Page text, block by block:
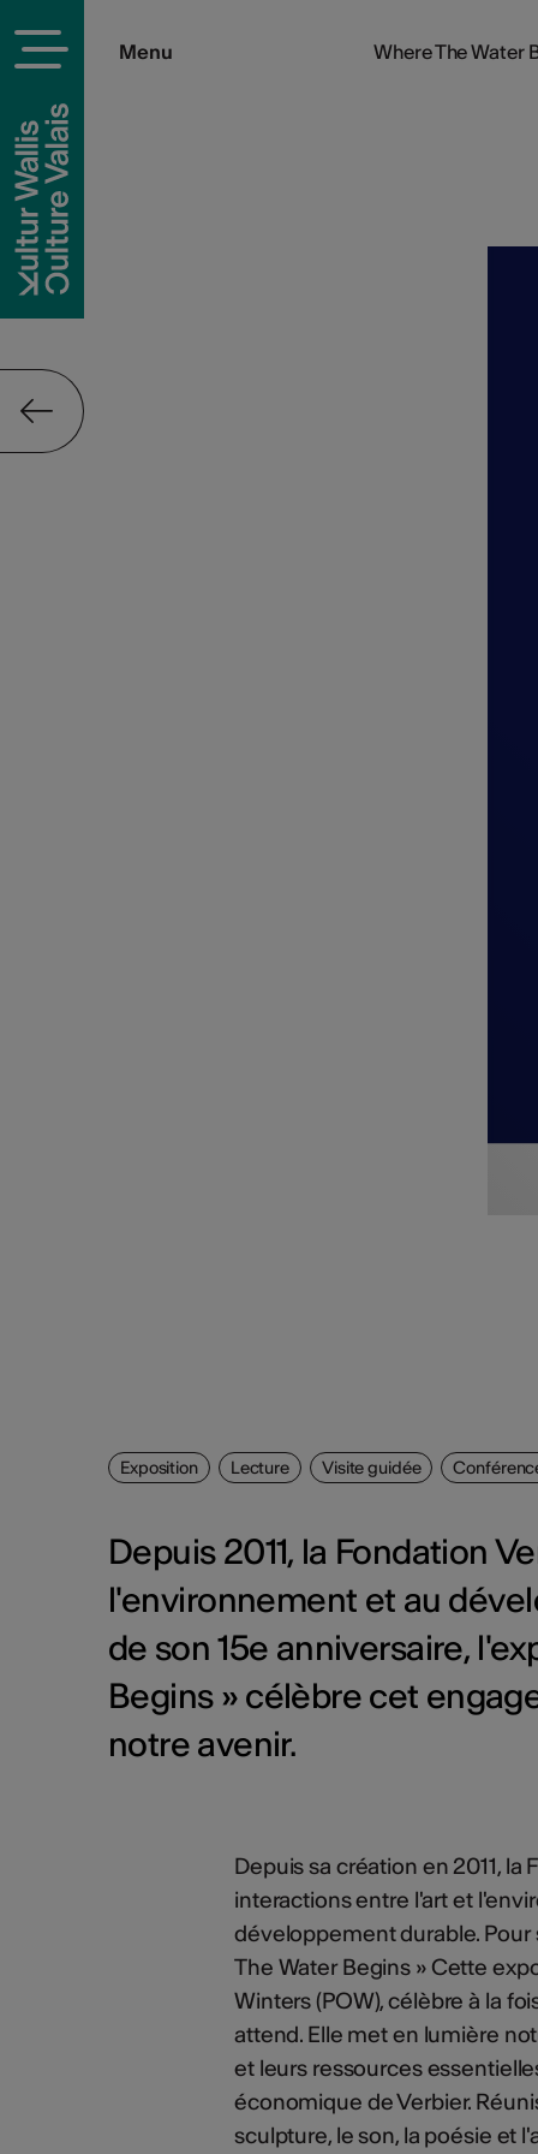
Menu Where The Water
Exposition Lecture Visite guidée
Depuis 2011, la Fondation
l'environnement et au
de son 15e anniversaire,
Begins » célèbre cet
notre avenir.
Depuis sa création en 2011,
interactions entre l'art et
développement durable. Pour
The Water Begins » Cette
Winters (POW), célèbre à la
attend. Elle met en lumière
et leurs ressources
économique de Verbier.
sculpture, le son, la poésie et